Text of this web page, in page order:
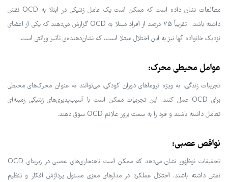
مطالعات نشان داده است که ممکن است یک عامل ژنتیکی در ابتلا به OCD نقش
داشته باشد. تقریباً 25 درصد از افراد مبتلا به OCD گزارش می‌دهند که یکی از اعضای
نزدیک خانواده آنها نیز به این اختلال مبتلا است، که نشان‌دهنده‌ی تأثیر وراثتی است.
عوامل محیطی محرک:
تجربیات زندگی، به ویژه تروماهای دوران کودکی، می‌توانند به عنوان محرک‌های محیطی
برای OCD عمل کنند. این تجربیات ممکن است با آسیب‌پذیری‌های ژنتیکی زمینه‌ای
تعامل داشته باشند و فرد را به سمت بروز علائم OCD سوق دهند.
نواقص عصبی:
تحقیقات نوظهور نشان می‌دهد که ممکن است ناهنجاری‌های عصبی در زیربنای OCD
نقش داشته باشند. اختلال عملکرد در مدارهای مغزی مسئول پردازش افکار و تنظیم